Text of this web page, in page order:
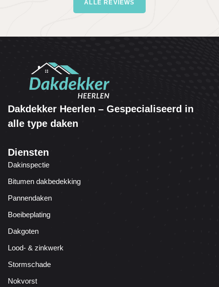
ALLE REVIEWS
Dakdekker Heerlen – Gespecialiseerd in
alle type daken
Diensten
Dakinspectie
Bitumen dakbedekking
Pannendaken
Boeibeplating
Dakgoten
Lood- & zinkwerk
Stormschade
Nokvorst